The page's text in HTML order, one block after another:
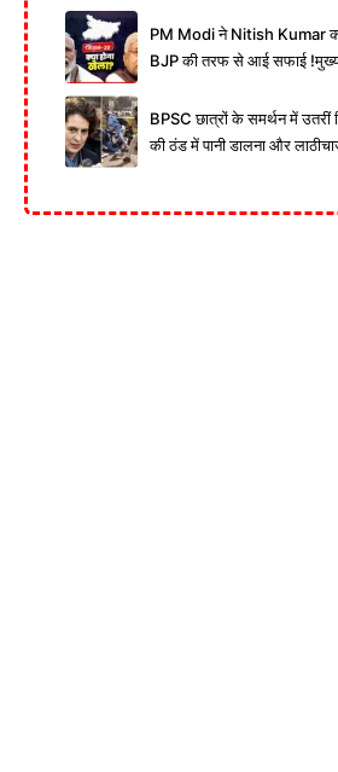
PM Modi ने Nitish Kumar को
BJP की तरफ से आई सफाई
BPSC छात्रों के समर्थन में उतरीं
की ठंड में पानी डालना और